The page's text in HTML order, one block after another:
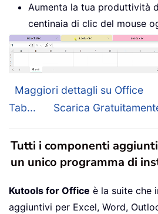
Aumenta la tua produttività
centinaia di clic del mouse
Maggiori dettagli su Office
Tab...
Scarica
Tutti i componenti
un unico programma di
Kutools for Office è la suite che
aggiuntivi per Excel, Word,